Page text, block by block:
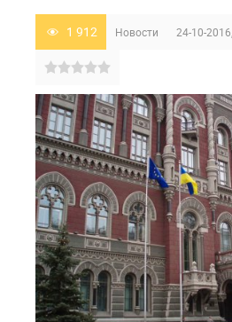
1 912 Новости 24-10-